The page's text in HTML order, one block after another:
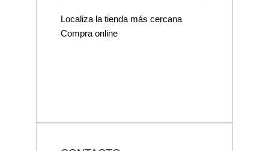
Localiza la tienda más cercana
Compra online